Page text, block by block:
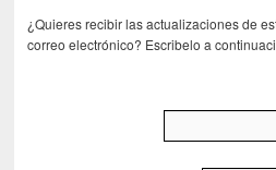
¿Quieres recibir las actualizaciones de
correo electrónico? Escribelo a